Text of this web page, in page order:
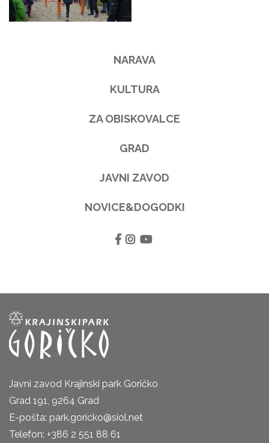
NARAVA
KULTURA
ZA OBISKOVALCE
GRAD
JAVNI ZAVOD
NOVICE&DOGODKI
Javni zavod Krajinski park Goričko
Grad 191, 9264 Grad
E-pošta: park.goricko@siol.net
Telefon: +386 2 551 88 61